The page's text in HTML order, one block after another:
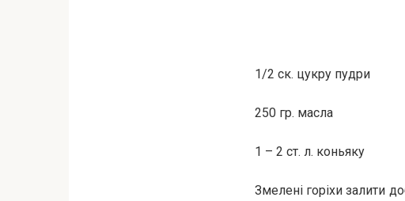
1/2 ск. цукру пудри
250 гр. масла
1 – 2 ст. л. коньяку
Змелені горіхи залити